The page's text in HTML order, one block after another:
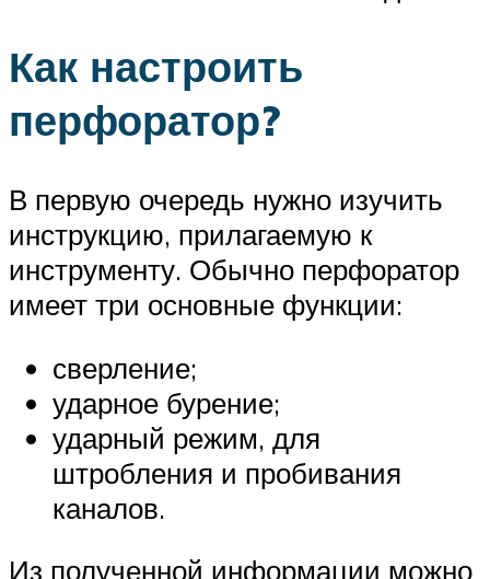
Как настроить
перфоратор?
В первую очередь нужно изучить
инструкцию, прилагаемую к
инструменту. Обычно перфоратор
имеет три основные функции:
сверление;
ударное бурение;
ударный режим, для
штробления и пробивания
каналов.
Из полученной информации можно